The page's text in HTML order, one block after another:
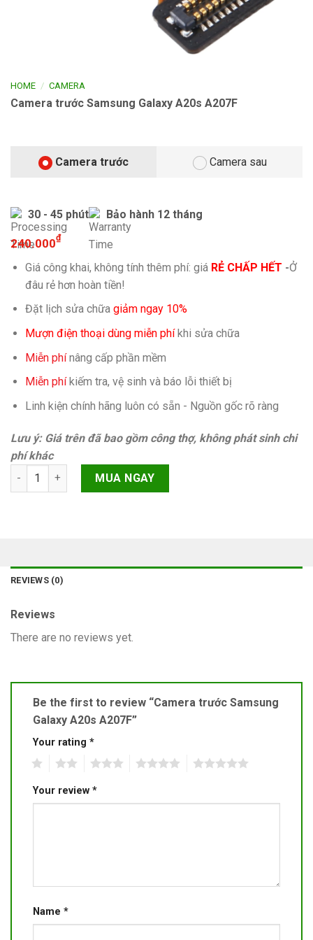
HOME / CAMERA
Camera trước Samsung Galaxy A20s A207F
Camera trước Camera sau
30 - 45 phút Bảo hành 12 tháng
240.000₫
Giá công khai, không tính thêm phí: giá RẺ CHẤP HẾT -Ở
đâu rẻ hơn hoàn tiền!
Đặt lịch sửa chữa giảm ngay 10%
Mượn điện thoại dùng miễn phíkhi sửa chữa
Miễn phínâng cấp phần mềm
Miễn phíkiếm tra, vệ sinh và báo lỗi thiết bị
Linh kiện chính hãng luôn có sẵn - Nguồn gốc rõ ràng
Lưu ý: Giá trên đã bao gồm công thợ, không phát sinh chi
phí khác
Camera trước Samsung Galaxy A20s A207F quantity
MUA NGAY
REVIEWS (0)
Reviews
There are no reviews yet.
Be the first to review “Camera trước Samsung
Galaxy A20s A207F”
Your rating *
Your review *
Name *